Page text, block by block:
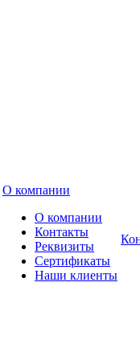
О компании
О компании
Контакты
Реквизиты
Сертификаты
Наши клиенты